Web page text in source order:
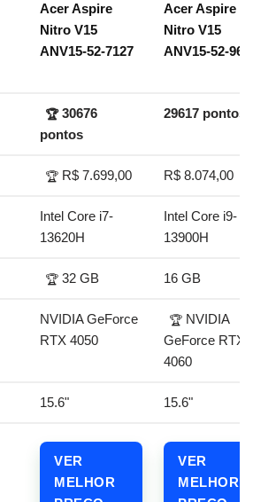
Acer Aspire
Nitro V15
ANV15-52-7127
Acer Aspire
Nitro V15
ANV15-52-
🏆30676
pontos
29617 pontos
🏆 R$ 7.699,00 R$ 8.074,00
Intel Core i7-
13620H
Intel Core i9-
13900H
🏆 32 GB 16 GB
NVIDIA GeForce
RTX 4050
🏆 NVIDIA
GeForce RTX
4060
15.6" 15.6"
VER
MELHOR
VER
MELHOR